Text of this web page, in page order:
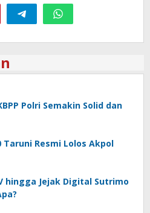
Polri Semakin Solid dan
Taruni Resmi Lolos Akpol
hingga Jejak Digital Sutrimo